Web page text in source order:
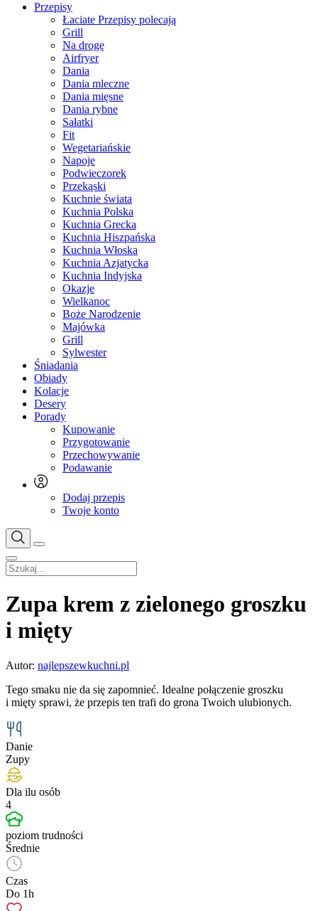
Przepisy
Łaciate Przepisy polecają
Grill
Na drogę
Airfryer
Dania
Dania mleczne
Dania mięsne
Dania rybne
Sałatki
Fit
Wegetariańskie
Napoje
Podwieczorek
Przekąski
Kuchnie świata
Kuchnia Polska
Kuchnia Grecka
Kuchnia Hiszpańska
Kuchnia Włoska
Kuchnia Azjatycka
Kuchnia Indyjska
Okazje
Wielkanoc
Boże Narodzenie
Majówka
Grill
Sylwester
Śniadania
Obiady
Kolacje
Desery
Porady
Kupowanie
Przygotowanie
Przechowywanie
Podawanie
Dodaj przepis
Twoje konto
Zupa krem z zielonego groszku
i mięty
Autor: najlepszewkuchni.pl
Tego smaku nie da się zapomnieć. Idealne połączenie groszku
i mięty sprawi, że przepis ten trafi do grona Twoich ulubionych.
Danie
Zupy
Dla ilu osób
4
poziom trudności
Średnie
Czas
Do 1h